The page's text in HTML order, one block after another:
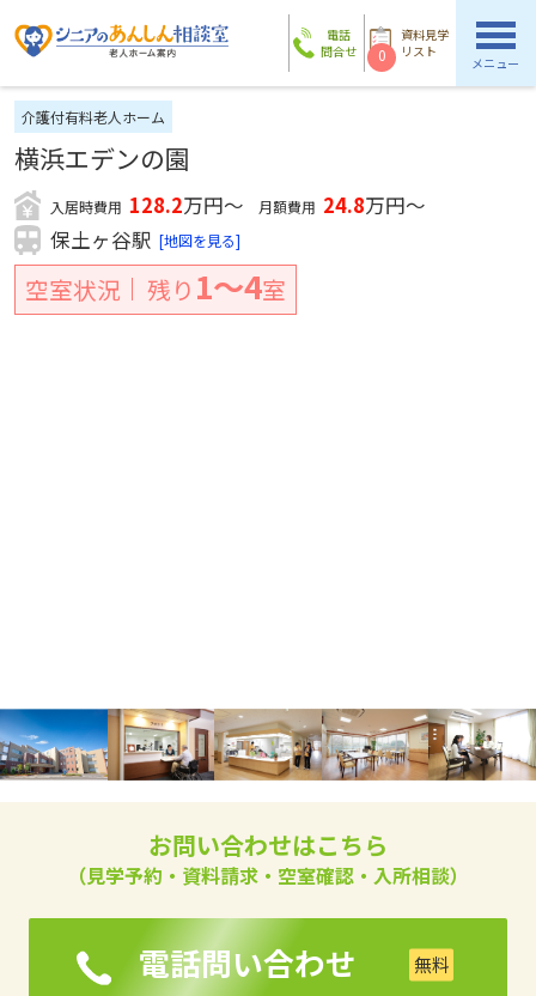
電話
問合せ
資料見学
リスト
0 メニュー
介護付有料老人ホーム
横浜エデンの園
入居時費用 128.2万円～ 月額費用 24.8万円～
保土ヶ谷駅 [地図を見る]
空室状況 残り 1〜4室
お問い合わせはこちら
（見学予約・資料請求・空室確認・入所相談）
電話問い合わせ